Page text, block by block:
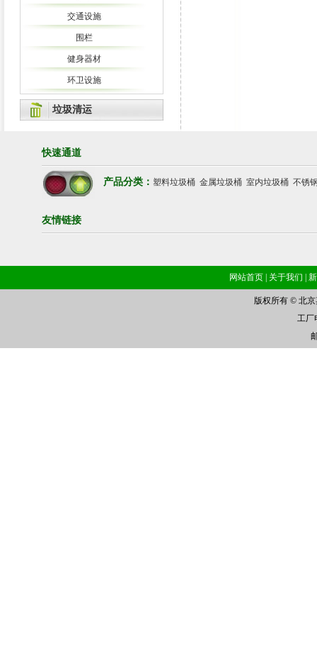
交通设施
围栏
健身器材
环卫设施
垃圾清运
快速通道
产品分类： 塑料垃圾桶 金属垃圾桶 室内垃圾桶 不锈
友情链接
网站首页 关于我们
版权所有 © 北
工厂